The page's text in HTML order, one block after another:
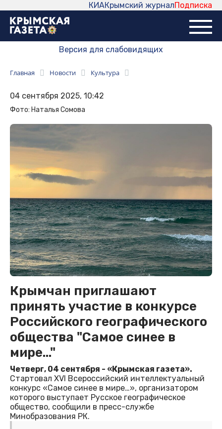
Подписка
Крымский журнал
КИА
Версия для слабовидящих
Главная Новости Культура
04 сентября 2025, 10:42
Фото: Наталья Сомова
Крымчан приглашают
принять участие в конкурсе
Российского географического
общества "Самое синее в
мире..."
Четверг, 04 сентября - «Крымская газета».
Стартовал XVI Всероссийский интеллектуальный
конкурс «Самое синее в мире…», организатором
которого выступает Русское географическое
общество, сообщили в пресс-службе
Минобразования РК.